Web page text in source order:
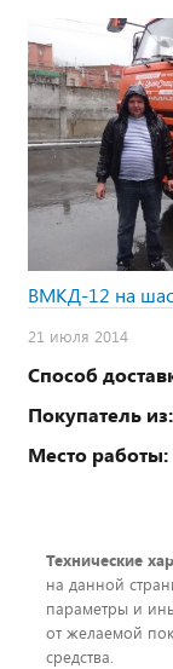
ВМКД-12 на
21 июля 2014
Способ
Покупатель из:
Место работы:
Технические
на данной
параметры и
от желаемой
средства.